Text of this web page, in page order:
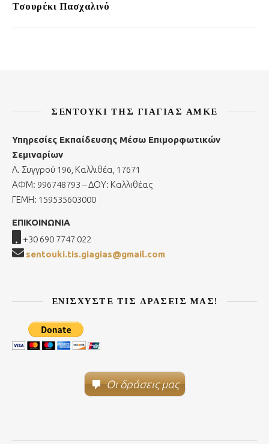
Τσουρέκι Πασχαλινό
ΣΕΝΤΟΎΚΙ ΤΗΣ ΓΙΑΓΙΆΣ ΑΜΚΕ
Υπηρεσίες Εκπαίδευσης Μέσω Επιμορφωτικών
Σεμιναρίων
Λ. Συγγρού 196, Καλλιθέα, 17671
ΑΦΜ: 996748793 – ΔΟΥ: Καλλιθέας
ΓΕΜΗ: 159535603000
ΕΠΙΚΟΙΝΩΝΙΑ
+30 690 7747 022
sentouki.tis.giagias@gmail.com
ΕΝΙΣΧΎΣΤΕ ΤΙΣ ΔΡΆΣΕΙΣ ΜΑΣ!
Οι δράσεις μας